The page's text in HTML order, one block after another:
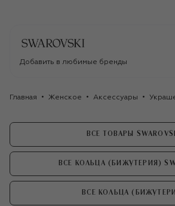
Добавить в любимые бренды
Главная Женское Аксессуары
ВСЕ ТОВАРЫ
ВСЕ КОЛЬЦА (БИЖУТЕРИЯ)
ВСЕ КОЛЬЦА